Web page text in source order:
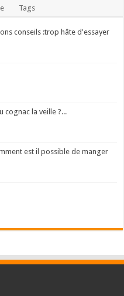
Tags
conseils :trop hâte d'essayer
cognac la veille ?...
est il possible de manger